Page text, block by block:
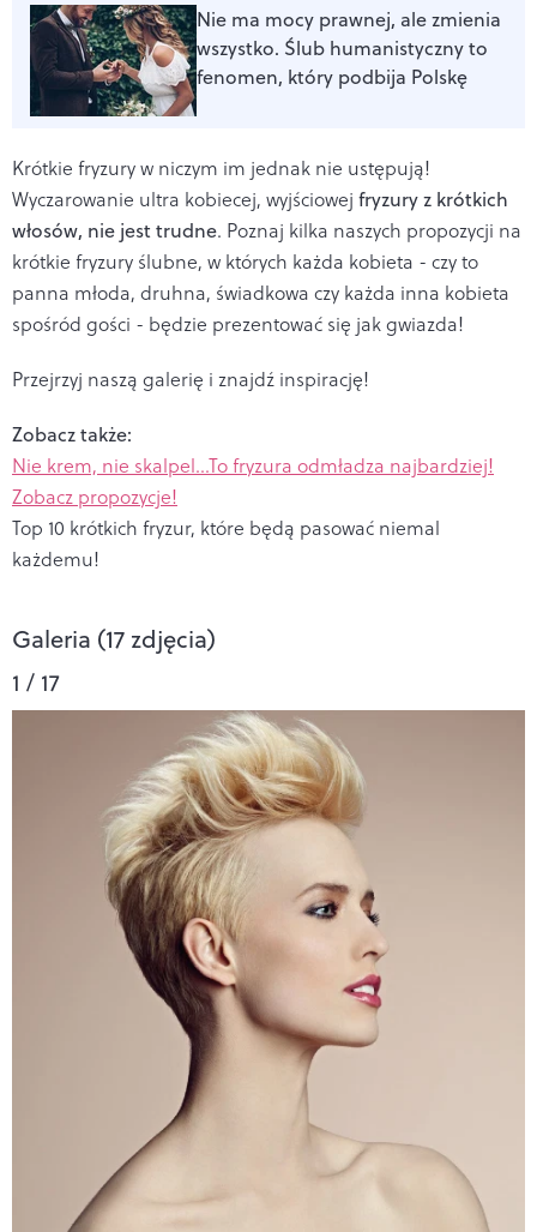
Nie ma mocy prawnej, ale zmienia
wszystko. Ślub humanistyczny to
fenomen, który podbija Polskę
Krótkie fryzury w niczym im jednak nie ustępują!
Wyczarowanie ultra kobiecej, wyjściowej fryzury z krótkich
włosów, nie jest trudne. Poznaj kilka naszych propozycji na
krótkie fryzury ślubne, w których każda kobieta - czy to
panna młoda, druhna, świadkowa czy każda inna kobieta
spośród gości - będzie prezentować się jak gwiazda!
Przejrzyj naszą galerię i znajdź inspirację!
Zobacz także:
Nie krem, nie skalpel...To fryzura odmładza najbardziej!
Zobacz propozycje!
Top 10 krótkich fryzur, które będą pasować niemal
każdemu!
Galeria (17 zdjęcia)
1 / 17